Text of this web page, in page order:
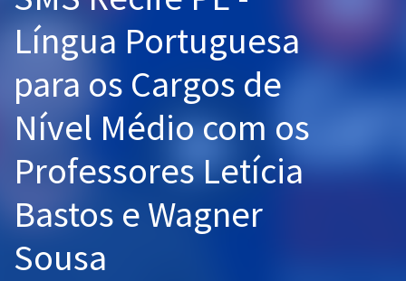
Graduação
OAB
Mentorias
Questões grátis
Conteúdo gratuito
Blog
Língua Portuguesa
para os Cargos de
Nível Médio com os
Professores Letícia
Bastos e Wagner
Sousa